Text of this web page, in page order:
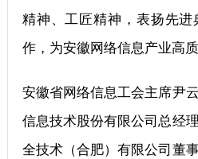
精神、工匠精神，表扬先
作，为安徽网络信息产业高
安徽省网络信息工会主席尹
信息技术股份有限公司总经
全技术（合肥）有限公司董